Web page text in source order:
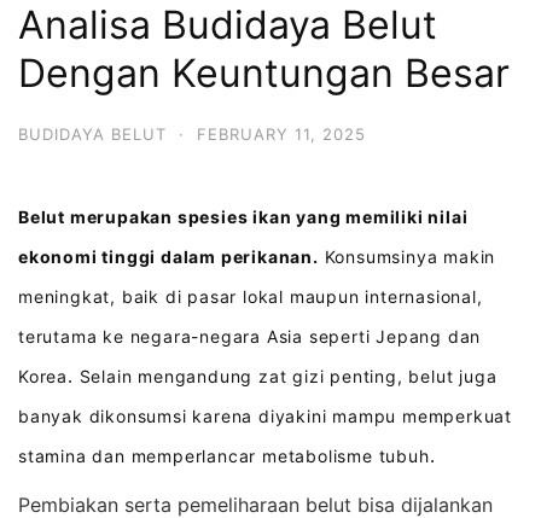
Analisa Budidaya Belut
Dengan Keuntungan Besar
BUDIDAYA BELUT · FEBRUARY 11, 2025
Belut merupakan spesies ikan yang memiliki nilai
ekonomi tinggi dalam perikanan. Konsumsinya makin
meningkat, baik di pasar lokal maupun internasional,
terutama ke negara-negara Asia seperti Jepang dan
Korea. Selain mengandung zat gizi penting, belut juga
banyak dikonsumsi karena diyakini mampu memperkuat
stamina dan memperlancar metabolisme tubuh.
Pembiakan serta pemeliharaan belut bisa dijalankan